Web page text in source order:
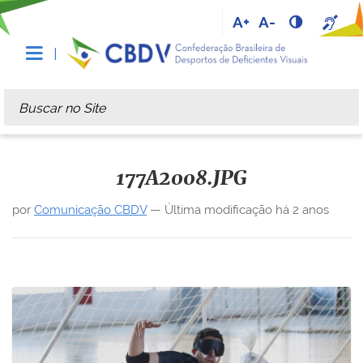
A+ A-
Busca
Busca Avançada…
177A2008.JPG
por Comunicação CBDV— Última modificação há 2 anos